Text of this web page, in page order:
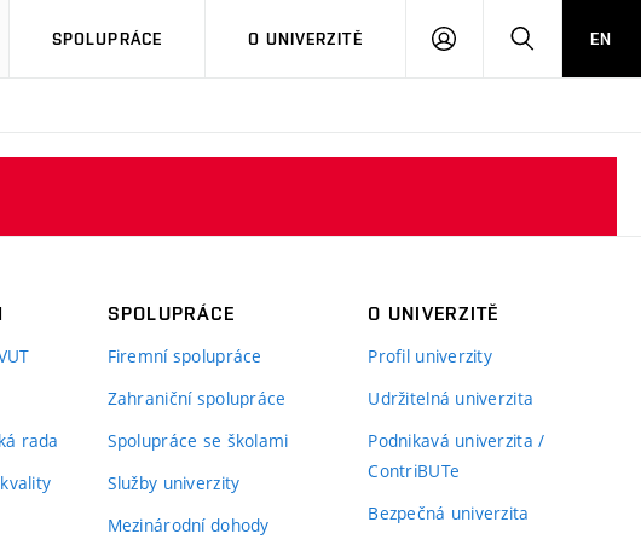
SPOLUPRÁCE O UNIVERZITĚ
PŘIHLÁSIT HLEDATEN
rada
SPOLUPRÁCE
Firemní spolupráce
Zahraniční spolupráce
Spolupráce se školami
Služby univerzity
Mezinárodní dohody
O UNIVERZITĚ
Profil univerzity
Udržitelná univerzita
Podnikavá univerzita /
ContriBUTe
Bezpečná univerzita